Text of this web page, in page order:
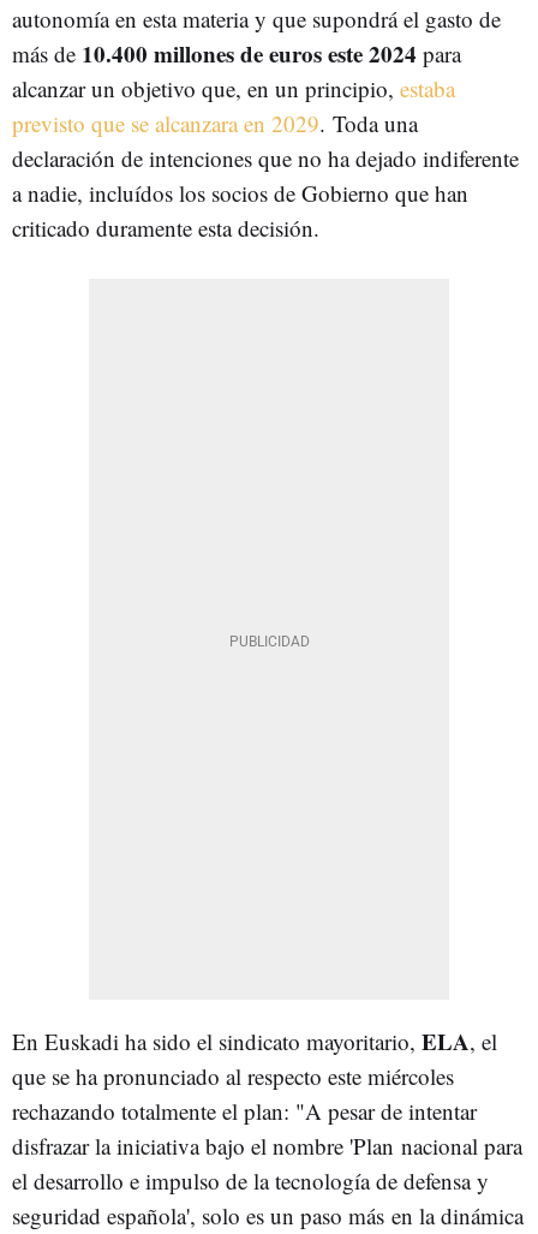
autonomía en esta materia y que supondrá el gasto de
más de 10.400 millones de euros este 2024 para
alcanzar un objetivo que, en un principio, estaba
previsto que se alcanzara en 2029. Toda una
declaración de intenciones que no ha dejado indiferente
a nadie, incluídos los socios de Gobierno que han
criticado duramente esta decisión.
En Euskadi ha sido el sindicato mayoritario, ELA, el
que se ha pronunciado al respecto este miércoles
rechazando totalmente el plan: "A pesar de intentar
disfrazar la iniciativa bajo el nombre 'Plan nacional para
el desarrollo e impulso de la tecnología de defensa y
seguridad española', solo es un paso más en la dinámica